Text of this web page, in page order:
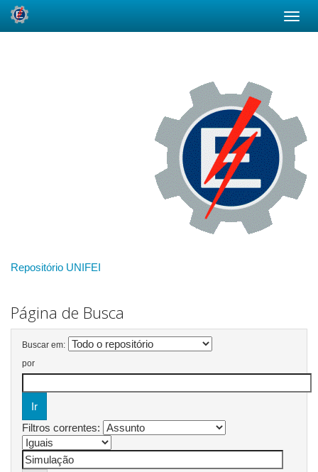
Repositório UNIFEI
Página de Busca
Buscar em:
por
Filtros correntes: